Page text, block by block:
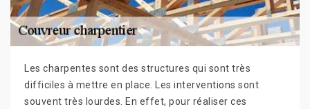
Les charpentes sont des structures qui sont très
difficiles à mettre en place. Les interventions sont
souvent très lourdes. En effet, pour réaliser ces